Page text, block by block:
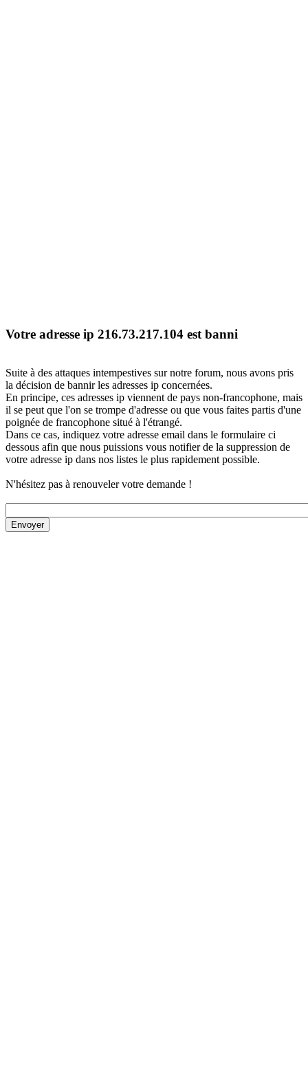
Votre adresse ip 216.73.217.104 est banni
Suite à des attaques intempestives sur notre forum, nous avons pris
la décision de bannir les adresses ip concernées.
En principe, ces adresses ip viennent de pays non-francophone, mais
il se peut que l'on se trompe d'adresse ou que vous faites partis d'une
poignée de francophone situé à l'étrangé.
Dans ce cas, indiquez votre adresse email dans le formulaire ci
dessous afin que nous puissions vous notifier de la suppression de
votre adresse ip dans nos listes le plus rapidement possible.
N'hésitez pas à renouveler votre demande !